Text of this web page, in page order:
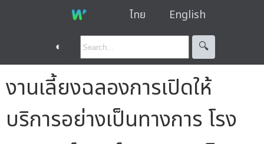
ไทย English
◐ 🔍︎
งานเลี้ยงฉลองการเปิดให้
บริการอย่างเป็นทางการ โรง